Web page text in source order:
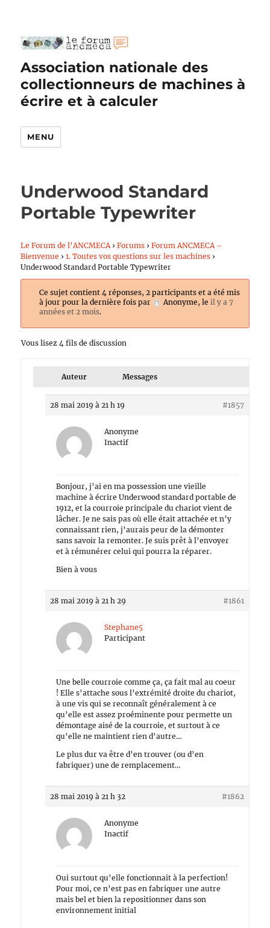
Association nationale des
collectionneurs de machines à
écrire et à calculer
MENU
Underwood Standard
Portable Typewriter
Le Forum de l’ANCMECA › Forums › Forum ANCMECA –
Bienvenue › 1. Toutes vos questions sur les machines ›
Underwood Standard Portable Typewriter
Ce sujet contient 4 réponses, 2 participants et a été mis
à jour pour la dernière fois par
Anonyme, le il y a 7
années et 2 mois.
Vous lisez 4 fils de discussion
Auteur Messages
28 mai 2019 à 21 h 19 #1857
Anonyme
Inactif
Bonjour, j’ai en ma possession une vieille
machine à écrire Underwood standard portable de
1912, et la courroie principale du chariot vient de
lâcher. Je ne sais pas où elle était attachée et n’y
connaissant rien, j’aurais peur de la démonter
sans savoir la remonter. Je suis prêt à l’envoyer
et à rémunérer celui qui pourra la réparer.
Bien à vous
28 mai 2019 à 21 h 29 #1861
Stephane5
Participant
Une belle courroie comme ça, ça fait mal au coeur
! Elle s’attache sous l’extrémité droite du chariot,
à une vis qui se reconnaît généralement à ce
qu’elle est assez proéminente pour permette un
démontage aisé de la courroie, et surtout à ce
qu’elle ne maintient rien d’autre…
Le plus dur va être d’en trouver (ou d’en
fabriquer) une de remplacement…
28 mai 2019 à 21 h 32 #1862
Anonyme
Inactif
Oui surtout qu’elle fonctionnait à la perfection!
Pour moi, ce n’est pas en fabriquer une autre
mais bel et bien la repositionner dans son
environnement initial